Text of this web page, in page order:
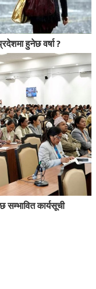
हुनेछ वर्षा ?
कार्यसूची